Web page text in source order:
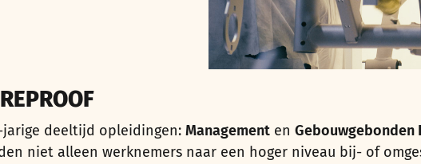
jarige deeltijd opleidingen: Management en
niet alleen werknemers naar een hoger niveau bij- of